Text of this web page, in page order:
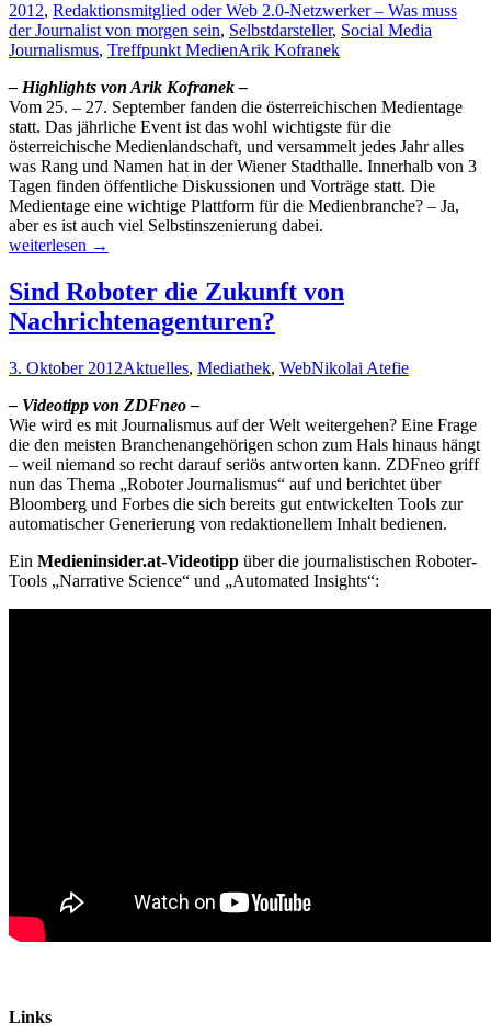
2012, Redaktionsmitglied oder Web 2.0-Netzwerker – Was muss
der Journalist von morgen sein, Selbstdarsteller, Social Media
Journalismus, Treffpunkt MedienArik Kofranek
– Highlights von Arik Kofranek –
Vom 25. – 27. September fanden die österreichischen Medientage
statt. Das jährliche Event ist das wohl wichtigste für die
österreichische Medienlandschaft, und versammelt jedes Jahr alles
was Rang und Namen hat in der Wiener Stadthalle. Innerhalb von 3
Tagen finden öffentliche Diskussionen und Vorträge statt. Die
Medientage eine wichtige Plattform für die Medienbranche? – Ja,
aber es ist auch viel Selbstinszenierung dabei.
Medientage
Ein
Résumé
weiterlesen →
Sind Roboter die Zukunft von
Nachrichtenagenturen?
3. Oktober 2012Aktuelles, Mediathek, WebNikolai Atefie
– Videotipp von ZDFneo –
Wie wird es mit Journalismus auf der Welt weitergehen? Eine Frage
die den meisten Branchenangehörigen schon zum Hals hinaus hängt
– weil niemand so recht darauf seriös antworten kann. ZDFneo griff
nun das Thema „Roboter Journalismus“ auf und berichtet über
Bloomberg und Forbes die sich bereits gut entwickelten Tools zur
automatischer Generierung von redaktionellem Inhalt bedienen.
Ein Medieninsider.at-Videotipp über die journalistischen Roboter-
Tools „Narrative Science“ und „Automated Insights“:
Links